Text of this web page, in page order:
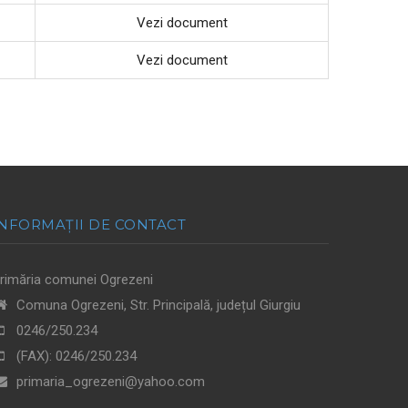
Vezi document
Vezi document
DE CONTACT
comunei Ogrezeni
Comuna Ogrezeni, Str. Principală, județul Giurgiu
0246/250.234
(FAX): 0246/250.234
primaria_ogrezeni@yahoo.com